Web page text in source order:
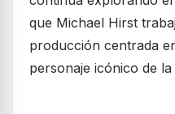
que Michael Hirst
producción centrada
personaje icónico de